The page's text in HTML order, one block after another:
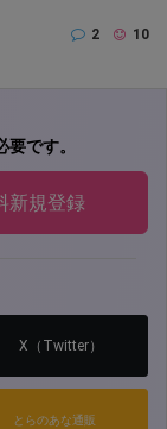
2 10
です。
新規登録
X（Twitter）
とらのあな通販